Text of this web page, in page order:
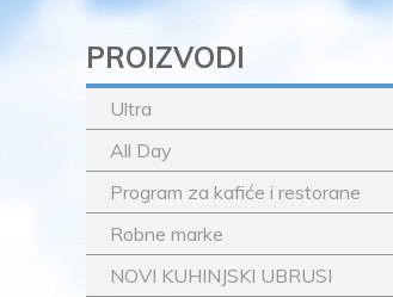
PROIZVODI
Ultra
All Day
Program za kafiće i restorane
Robne marke
NOVI KUHINJSKI UBRUSI